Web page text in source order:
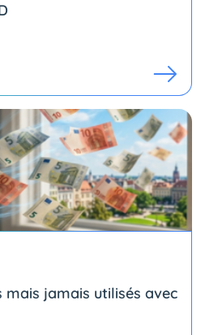
mais jamais utilisés avec